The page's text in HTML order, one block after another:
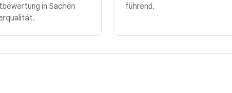
in Sachen
führend.